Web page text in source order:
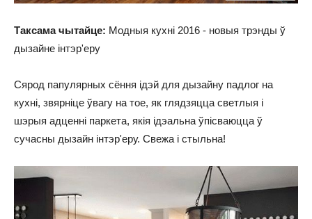
Таксама чытайце: Модныя кухні 2016 - новыя трэнды ў
дызайне інтэр'еру
Сярод папулярных сёння ідэй для дызайну падлог на
кухні, звярніце ўвагу на тое, як глядзяцца светлыя і
шэрыя адценні паркета, якія ідэальна ўпісваюцца ў
сучасны дызайн інтэр'еру. Свежа і стыльна!